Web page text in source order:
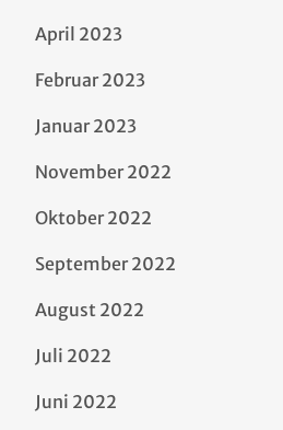
April 2023
Februar 2023
Januar 2023
November 2022
Oktober 2022
September 2022
August 2022
Juli 2022
Juni 2022